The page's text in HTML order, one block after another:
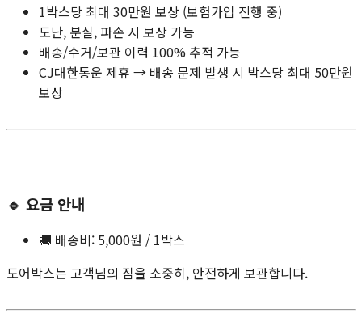
1박스당 최대 30만원 보상 (보험가입 진행 중)
도난, 분실, 파손 시 보상 가능
배송/수거/보관 이력 100% 추적 가능
CJ대한통운 제휴 → 배송 문제 발생 시 박스당 최대 50만원
보상
🔹 요금 안내
🚚 배송비: 5,000원 / 1박스
도어박스는 고객님의 짐을 소중히, 안전하게 보관합니다.